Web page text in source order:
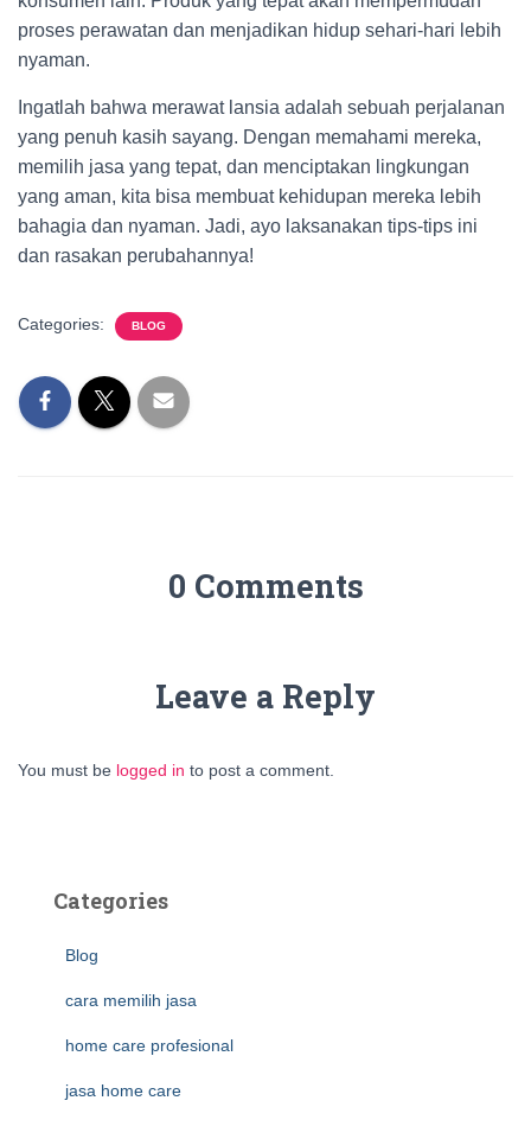
proses perawatan dan menjadikan hidup sehari-hari lebih
nyaman.
Ingatlah bahwa merawat lansia adalah sebuah perjalanan
yang penuh kasih sayang. Dengan memahami mereka,
memilih jasa yang tepat, dan menciptakan lingkungan
yang aman, kita bisa membuat kehidupan mereka lebih
bahagia dan nyaman. Jadi, ayo laksanakan tips-tips ini
dan rasakan perubahannya!
Categories: BLOG
0 Comments
Leave a Reply
You must be logged in to post a comment.
Categories
Blog
cara memilih jasa
home care profesional
jasa home care